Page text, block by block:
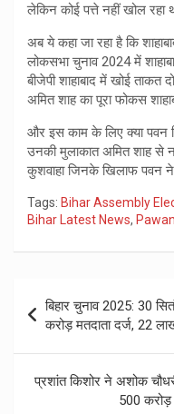
लेकिन कोई पत्ते नहीं खोल रहा
अब ये कहा जा रहा है कि
लोकसभा चुनाव 2024 में
बीजेपी शाहाबाद में खोई ताकत
अमित शाह का पूरा फोकस
और इस काम के लिए क्या पवन
उनकी मुलाकात अमित शाह से
कुशवाहा जिनके ‌खिलाफ पवन
Tags: Bihar Assembly
Bihar Latest News,
Post
navigation
बिहार चुनाव 2025: 30
करोड़ मतदाता दर्ज, 22
प्रशांत किशोर ने अशोक
500